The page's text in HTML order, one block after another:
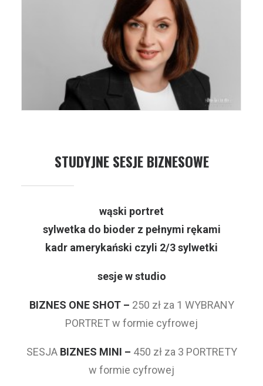
STUDYJNE SESJE BIZNESOWE
wąski portret
sylwetka do bioder z pełnymi rękami
kadr amerykański czyli 2/3 sylwetki
sesje w studio
BIZNES ONE SHOT – 250 zł za 1 WYBRANY
PORTRET w formie cyfrowej
SESJA BIZNES MINI – 450 zł za 3 PORTRETY
w formie cyfrowej